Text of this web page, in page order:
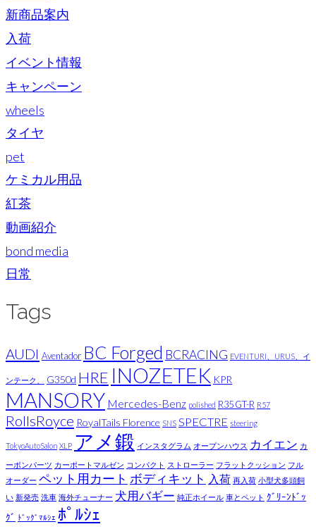
新商品案内
入荷
イベント情報
キャンペーン
wheels
タイヤ
pet
ケミカル用品
紅茶
動画紹介
bond media
日常
Tags
AUDI Aventador BC Forged BCRACING EVENTURI、URUS、イ
ンテーク、 G350d HRE INOZETEK KPR
MANSORY Mercedes-Benz polished R35 GT-R R57
RollsRoyce RoyalTails Florence SNS SPECTRE steering
TokyoAutoSalon XLP アメ鍛 インスタグラム オープンハウス カイエン カ
ーボンパーツ カーポートマルゼン コンパクト ストローラー フラットクッション フル
オーダー ペット用カート ボディキット 入荷 再入荷 小型犬多頭飼
い 新発売 洗車 海外チューナー 犬用バギー 純正ホイール 車とペット ｸﾞﾘｰﾝﾄﾞｯ
ｸﾞ
ﾄﾞｯｸﾞﾏﾙｼｪ ﾎﾟﾙｼｪ